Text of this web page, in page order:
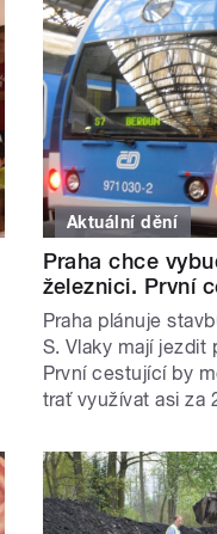
Aktuální dění
Praha chce
železnici. První
Praha plánuje
S. Vlaky mají jezdit
První cestující by
trať využívat asi za